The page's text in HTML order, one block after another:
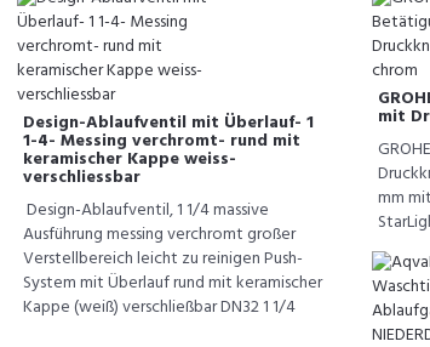
Design-Ablaufventil mit Überlauf- 1
1-4- Messing verchromt- rund mit
keramischer Kappe weiss-
verschliessbar
Design-Ablaufventil, 1 1/4 massive
Ausführung messing verchromt großer
Verstellbereich leicht zu reinigen Push-
System mit Überlauf rund mit keramischer
Kappe (weiß) verschließbar DN32 1 1/4
mit
mm